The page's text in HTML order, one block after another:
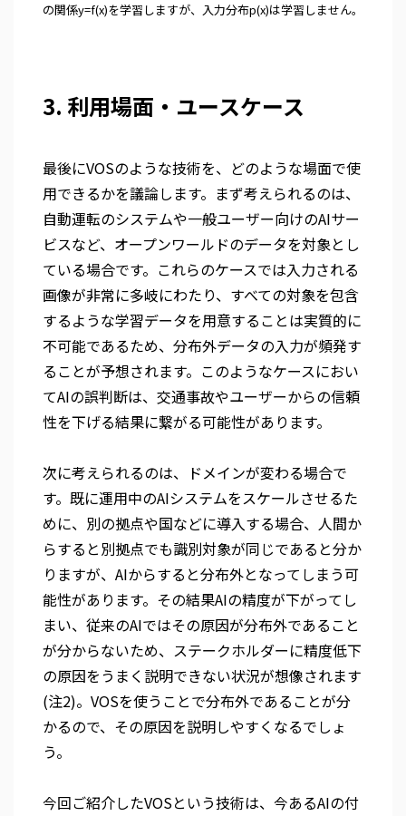
の関係y=f(x)を学習しますが、入力分布p(x)は学習しません。
3. 利用場面・ユースケース
最後にVOSのような技術を、どのような場面で使
用できるかを議論します。まず考えられるのは、
自動運転のシステムや一般ユーザー向けのAIサー
ビスなど、オープンワールドのデータを対象とし
ている場合です。これらのケースでは入力される
画像が非常に多岐にわたり、すべての対象を包含
するような学習データを用意することは実質的に
不可能であるため、分布外データの入力が頻発す
ることが予想されます。このようなケースにおい
てAIの誤判断は、交通事故やユーザーからの信頼
性を下げる結果に繋がる可能性があります。
次に考えられるのは、ドメインが変わる場合で
す。既に運用中のAIシステムをスケールさせるた
めに、別の拠点や国などに導入する場合、人間か
らすると別拠点でも識別対象が同じであると分か
りますが、AIからすると分布外となってしまう可
能性があります。その結果AIの精度が下がってし
まい、従来のAIではその原因が分布外であること
が分からないため、ステークホルダーに精度低下
の原因をうまく説明できない状況が想像されます
(注2)。VOSを使うことで分布外であることが分
かるので、その原因を説明しやすくなるでしょ
う。
今回ご紹介したVOSという技術は、今あるAIの付